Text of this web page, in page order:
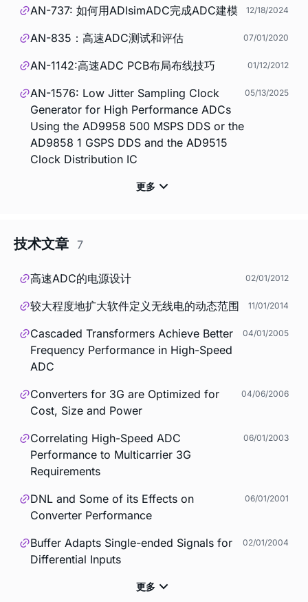
AN-737: 如何用ADIsimADC完成ADC建模 12/18/2024
AN-835：高速ADC测试和评估 07/01/2020
AN-1142:高速ADC PCB布局布线技巧 01/12/2012
AN-1576: Low Jitter Sampling Clock
Generator for High Performance ADCs
Using the AD9958 500 MSPS DDS or the
AD9858 1 GSPS DDS and the AD9515
Clock Distribution IC
05/13/2025
技术文章 7
高速ADC的电源设计 02/01/2012
较大程度地扩大软件定义无线电的动态范围 11/01/2014
Cascaded Transformers Achieve Better
Frequency Performance in High-Speed
ADC
04/01/2005
Converters for 3G are Optimized for
Cost, Size and Power
04/06/2006
Correlating High-Speed ADC
Performance to Multicarrier 3G
Requirements
06/01/2003
DNL and Some of its Effects on
Converter Performance
06/01/2001
Buffer Adapts Single-ended Signals for
Differential Inputs
02/01/2004